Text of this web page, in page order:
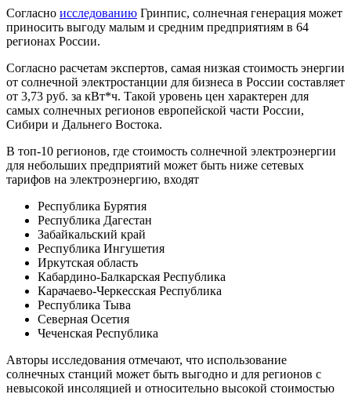
Согласно исследованию Гринпис, солнечная генерация может
приносить выгоду малым и средним предприятиям в 64
регионах России.
Согласно расчетам экспертов, самая низкая стоимость энергии
от солнечной электростанции для бизнеса в России составляет
от 3,73 руб. за кВт*ч. Такой уровень цен характерен для
самых солнечных регионов европейской части России,
Сибири и Дальнего Востока.
В топ-10 регионов, где стоимость солнечной электроэнергии
для небольших предприятий может быть ниже сетевых
тарифов на электроэнергию, входят
Республика Бурятия
Республика Дагестан
Забайкальский край
Республика Ингушетия
Иркутская область
Кабардино-Балкарская Республика
Карачаево-Черкесская Республика
Республика Тыва
Северная Осетия
Чеченская Республика
Авторы исследования отмечают, что использование
солнечных станций может быть выгодно и для регионов с
невысокой инсоляцией и относительно высокой стоимостью